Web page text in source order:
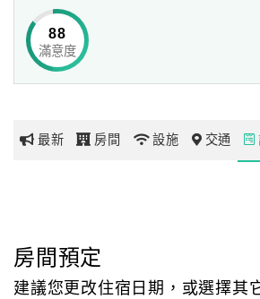
網
玩
地
圖
舒適、貼心的住宿體驗，美好旅途的記
是『菲斯佩旅居』的期望，也是我們對
精心營造的寬敞空間、自然明亮的採光
餘，
88
滿意度
最新 房間 設施 交通
房間預定
建議您更改住宿日期，或選擇其